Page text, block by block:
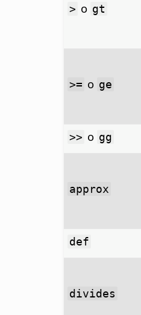
> o gt
>= o ge
>> o gg
approx
def
divides